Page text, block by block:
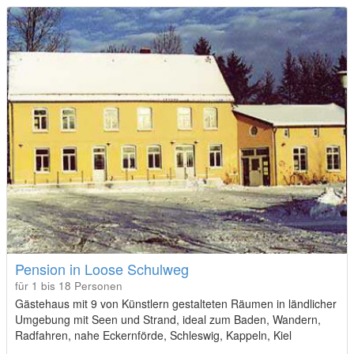
Pension in Loose Schulweg
für 1 bis 18 Personen
Gästehaus mit 9 von Künstlern gestalteten Räumen in ländlicher
Umgebung mit Seen und Strand, ideal zum Baden, Wandern,
Radfahren, nahe Eckernförde, Schleswig, Kappeln, Kiel